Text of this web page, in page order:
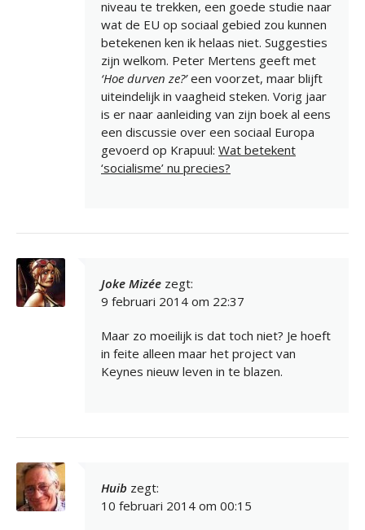
niveau te trekken, een goede studie naar
wat de EU op sociaal gebied zou kunnen
betekenen ken ik helaas niet. Suggesties
zijn welkom. Peter Mertens geeft met
‘Hoe durven ze?’een voorzet, maar blijft
uiteindelijk in vaagheid steken. Vorig jaar
is er naar aanleiding van zijn boek al eens
een discussie over een sociaal Europa
gevoerd op Krapuul: Wat betekent
‘socialisme’ nu precies?
Joke Mizée zegt:
9 februari 2014 om 22:37
Maar zo moeilijk is dat toch niet? Je hoeft
in feite alleen maar het project van
Keynes nieuw leven in te blazen.
Huib zegt:
10 februari 2014 om 00:15